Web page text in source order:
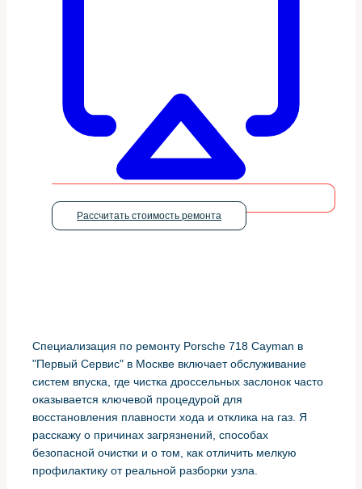
Рассчитать стоимость ремонта
Специализация по ремонту Porsche 718 Cayman в
"Первый Сервис" в Москве включает обслуживание
систем впуска, где чистка дроссельных заслонок часто
оказывается ключевой процедурой для
восстановления плавности хода и отклика на газ. Я
расскажу о причинах загрязнений, способах
безопасной очистки и о том, как отличить мелкую
профилактику от реальной разборки узла.